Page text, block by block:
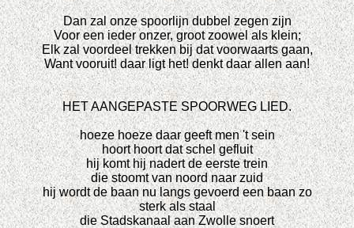
Dan zal onze spoorlijn dubbel zegen zijn
Voor een ieder onzer, groot zoowel als klein;
Elk zal voordeel trekken bij dat voorwaarts gaan,
Want vooruit! daar ligt het! denkt daar allen aan!
HET AANGEPASTE SPOORWEG LIED.
hoeze hoeze daar geeft men 't sein
hoort hoort dat schel gefluit
hij komt hij nadert de eerste trein
die stoomt van noord naar zuid
hij wordt de baan nu langs gevoerd een baan zo
sterk als staal
die Stadskanaal aan Zwolle snoert